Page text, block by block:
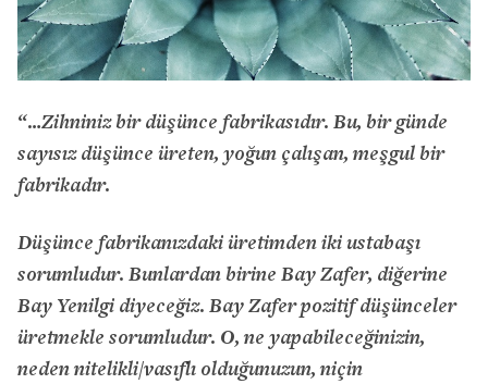
“…Zihniniz bir düşünce fabrikasıdır. Bu, bir günde
sayısız düşünce üreten, yoğun çalışan, meşgul bir
fabrikadır.
Düşünce fabrikanızdaki üretimden iki ustabaşı
sorumludur. Bunlardan birine Bay Zafer, diğerine
Bay Yenilgi diyeceğiz. Bay Zafer pozitif düşünceler
üretmekle sorumludur. O, ne yapabileceğinizin,
neden nitelikli/vasıflı olduğunuzun, niçin